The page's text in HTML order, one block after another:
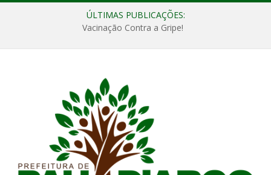
ÚLTIMAS PUBLICAÇÕES:
Vacinação Contra a Gripe!